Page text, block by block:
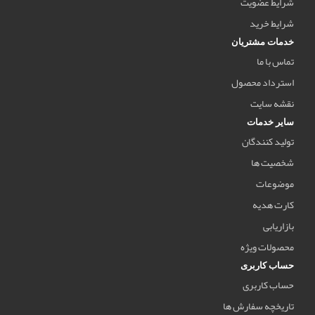
شرایط خرید
خدمات مشتریان
تماس با ما
استرداد محصول
نقشه سایت
سایر خدمات
تولید کنندگان
شخصیت ها
موضوعات
کارت هدیه
بازاریابی
محصولات ویژه
حساب کاربری
حساب کاربری
تاریخچه سفارش ها